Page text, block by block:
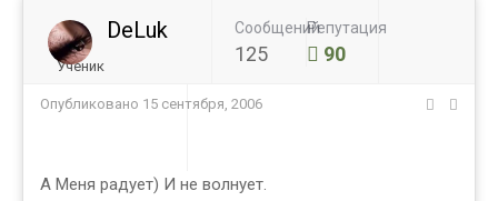
DeLuk
Ученик
Сообщений
125
Репутация
90
Опубликовано 15 сентября, 2006
А Меня радует) И не волнует.